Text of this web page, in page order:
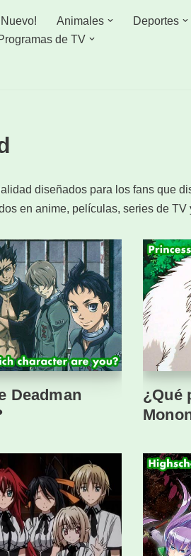
Animales Deportes
de TV
diseñados para los fans que
en anime, películas, series de TV
Deadman
¿Qué